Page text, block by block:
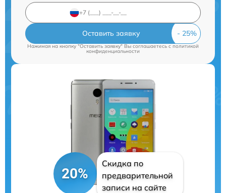
Оставить заявку
Нажимая на кнопку "Оставить заявку" Вы соглашаетесь cполитикой
конфиденциальности
20%
Скидка по
предварительной
записи на сайте